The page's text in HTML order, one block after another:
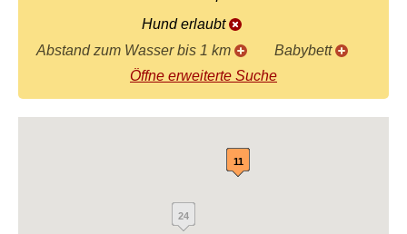
Hund erlaubt
Abstand zum Wasser bis 1 km
Babybett
Öffne erweiterte Suche
24
11